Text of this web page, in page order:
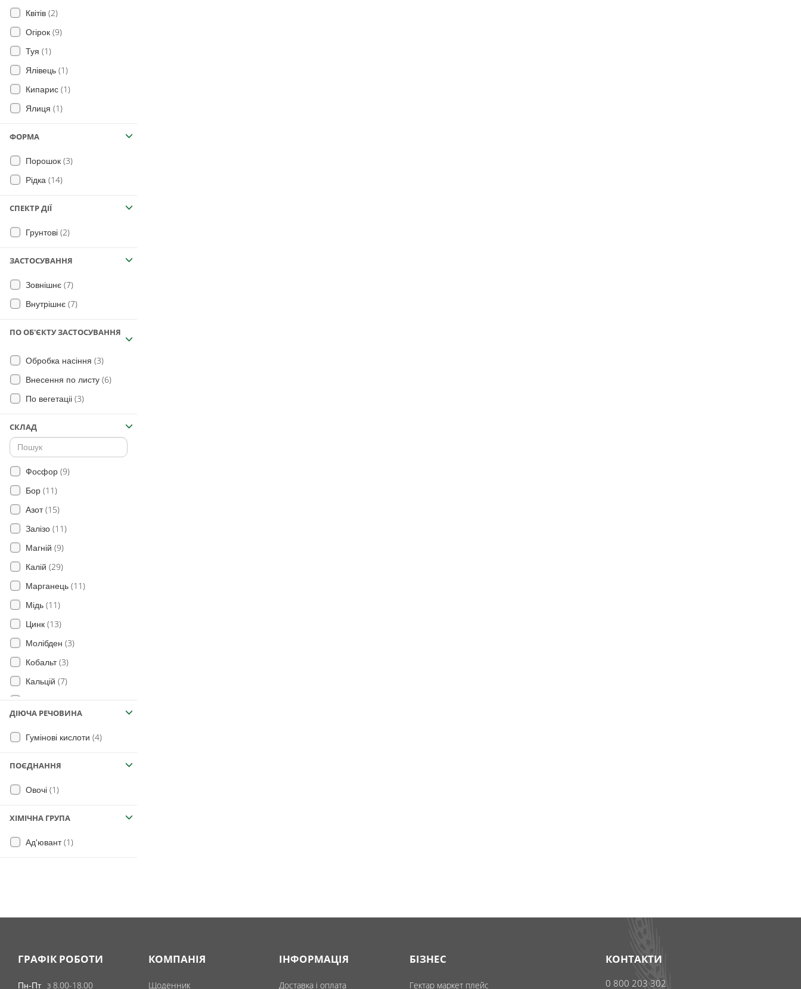
Для квітів і троянд
Для декоративних рослин
Квітів (2)
Огірок (9)
Туя (1)
Ялівець (1)
Кипарис (1)
Ялиця (1)
ФОРМА
Порошок (3)
Рідка (14)
СПЕКТР ДІЇ
Грунтові (2)
ЗАСТОСУВАННЯ
Зовнішнє (7)
Внутрішнє (7)
ПО ОБ'ЄКТУ ЗАСТОСУВАННЯ
Обробка насіння (3)
Внесення по листу (6)
По вегетаціі (3)
СКЛАД
Фосфор (9)
Бор (11)
Азот(15)
Залізо (11)
Магній (9)
Калій (29)
Марганець (11)
Мідь (11)
Цинк (13)
Молібден (3)
Кобальт(3)
Кальцій (7)
(26)
Фульвові кислоти(5)
ДІЮЧА РЕЧОВИНА
Гумінові кислоти (4)
ПОЄДНАННЯ
Овочі (1)
ХІМІЧНА ГРУПА
Ад'ювант(1)
ГРАФІК РОБОТИ
Пн-Пт з 8.00-18.00
КОМПАНІЯ
Щоденник
ІНФОРМАЦІЯ
Доставка і оплата
БІЗНЕС
Гектар маркет плейс
КОНТАКТИ
0 800 203 302